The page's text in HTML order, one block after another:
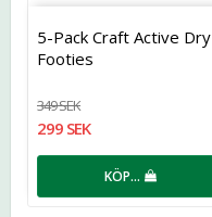
5-Pack Craft Active Dry
Footies
349 SEK
299 SEK
KÖP…